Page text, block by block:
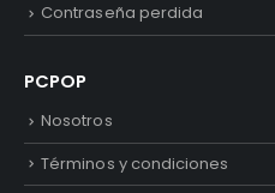
Contraseña perdida
PCPOP
Nosotros
Términos y condiciones